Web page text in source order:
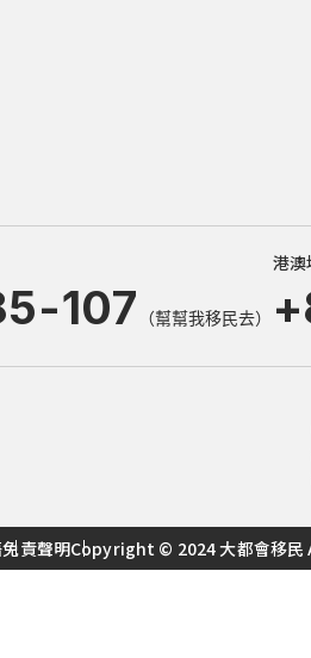
107 （幫幫我移民去）
港澳
免責聲明Copyright © 2024 大都會移